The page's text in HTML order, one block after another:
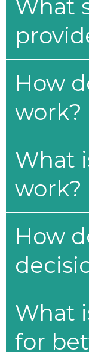
What
How
work?
What
work?
How
What
for